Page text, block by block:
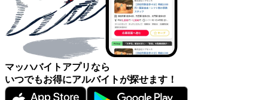
マッハバイトアプリなら
いつでもお得にアルバイトが探せます！